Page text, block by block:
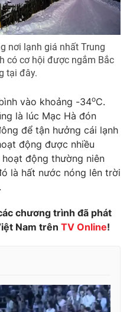
897
VTV.vn khi phát hành lại
nơi lạnh giá nhất Trung
có cơ hội được ngắm Bắc
tại đây.
vào khoảng -34oC.
là lúc Mạc Hà đón
để tận hưởng cái lạnh
động được nhiều
động thường niên
là hất nước nóng lên trời
chương trình đã phát
Nam trên TV Online!